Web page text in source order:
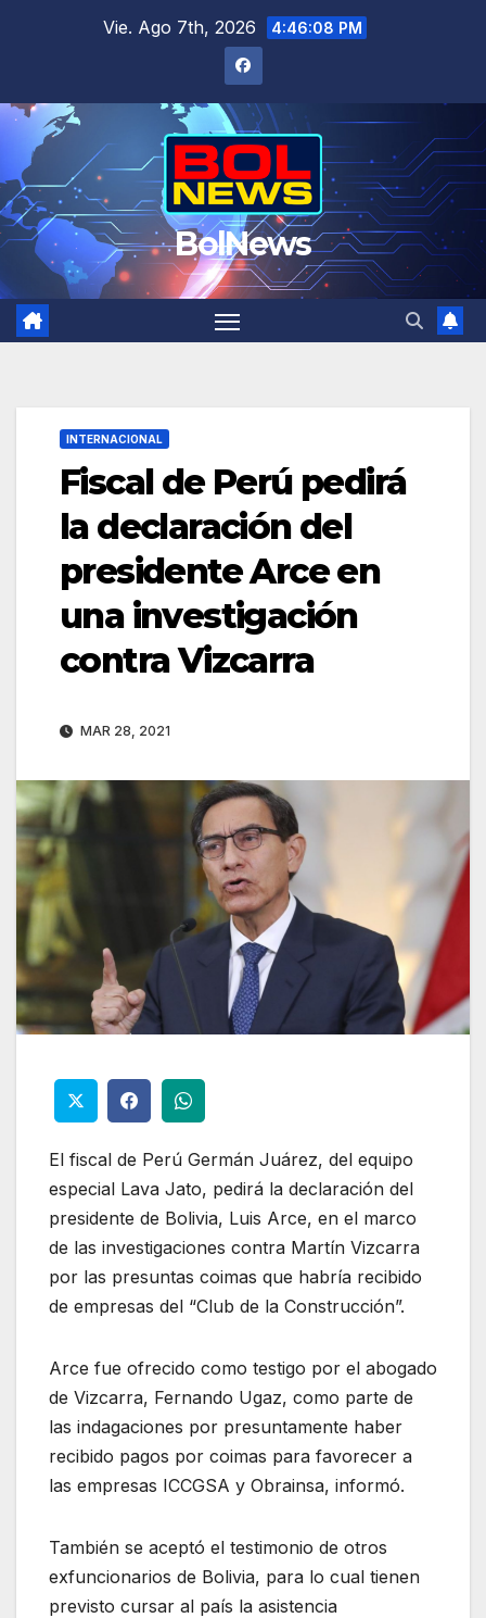
Vie. Ago 7th, 2026 4:46:08 PM
BolNews
INTERNACIONAL
Fiscal de Perú pedirá
la declaración del
presidente Arce en
una investigación
contra Vizcarra
MAR 28, 2021
El fiscal de Perú Germán Juárez, del equipo
especial Lava Jato, pedirá la declaración del
presidente de Bolivia, Luis Arce, en el marco
de las investigaciones contra Martín Vizcarra
por las presuntas coimas que habría recibido
de empresas del “Club de la Construcción”.
Arce fue ofrecido como testigo por el abogado
de Vizcarra, Fernando Ugaz, como parte de
las indagaciones por presuntamente haber
recibido pagos por coimas para favorecer a
las empresas ICCGSA y Obrainsa, informó.
También se aceptó el testimonio de otros
exfuncionarios de Bolivia, para lo cual tienen
previsto cursar al país la asistencia